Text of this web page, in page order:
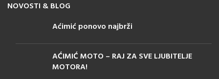
NOVOSTI & BLOG
Aćimić ponovo najbrži
AĆIMIĆ MOTO – RAJ ZA SVE LJUBITELJE
MOTORA!